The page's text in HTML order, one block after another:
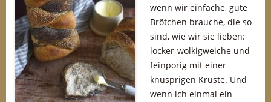
wenn wir einfache, gute
Brötchen brauche, die so
sind, wie wir sie lieben:
locker-wolkigweiche und
feinporig mit einer
knusprigen Kruste. Und
wenn ich einmal ein